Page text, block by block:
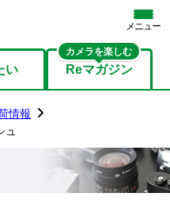
メニュー
い Reマガジン
カメラを楽しむ
情報
ュ